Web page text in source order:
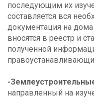
последующим их
составляется вся
документация на
вносятся в реестр и
полученной
-
направленный на